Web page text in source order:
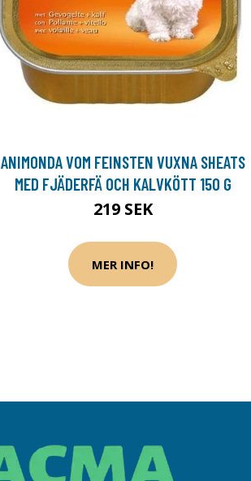
ANIMONDA VOM FEINSTEN VUXNA SHEATS
MED FJÄDERFÄ OCH KALVKÖTT 150 G
219 SEK
MER INFO!